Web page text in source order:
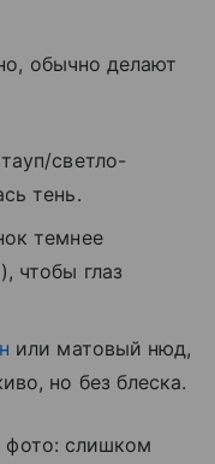
обычно делают
светло-
тень.
темнее
чтобы глаз
или матовый нюд,
но без блеска.
фото: слишком